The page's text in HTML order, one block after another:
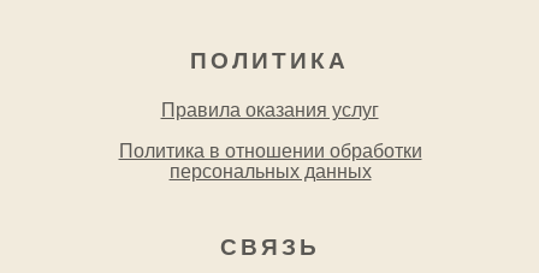
СВЯЗЬ
ПОЛИТИКА
Правила оказания услуг
Политика в отношении обработки
персональных данных